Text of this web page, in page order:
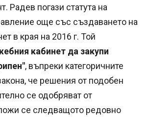
Радев погази статута на
още със създаването на
в края на 2016 г. Той
кабинет да закупи
, въпреки категоричните
че решения от подобен
се одобряват от
се следващото редовно